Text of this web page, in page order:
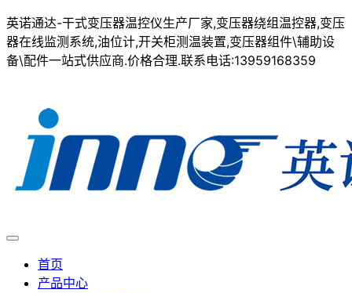
英诺通达-干式变压器温控仪生产厂家,变压器绕组温控器,变压
器在线监测系统,油位计,开关柜测温装置,变压器组件\辅助设
备\配件一站式供应商.价格合理.联系电话:13959168359
首页
产品中心